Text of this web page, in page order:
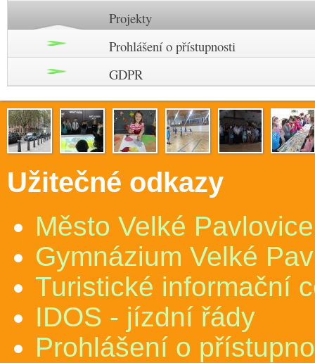
Projekty
Prohlášení o přístupnosti
GDPR
Užitečné odkazy
Město Velké Pavlovice
Gymnázium Velké
Turistické informační
IDOS - jízdní řády
Prohlášení o